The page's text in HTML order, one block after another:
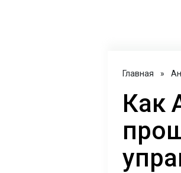
Главная »
Как